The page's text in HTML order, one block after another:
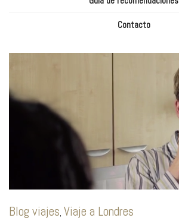
Contacto
Blog viajes, Viaje a Londres